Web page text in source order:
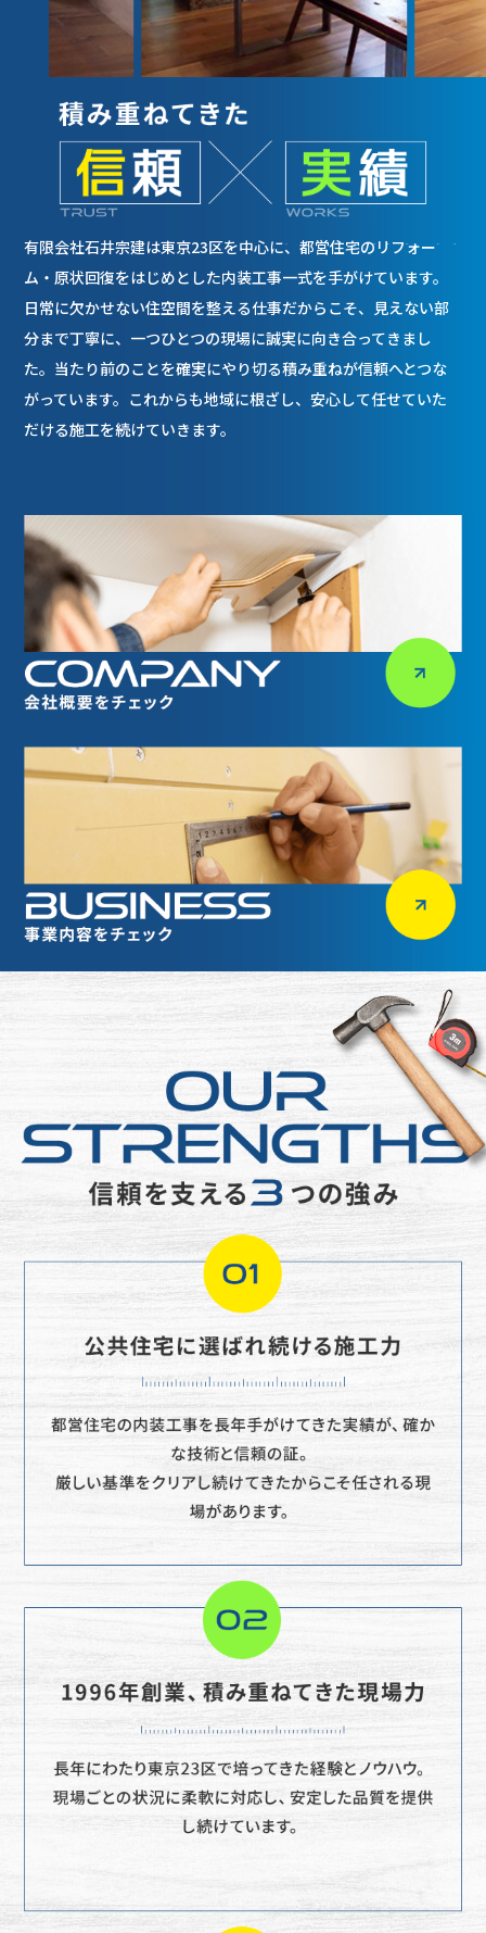
有限会社石井宗建は東京23区を中心に、都営住宅のリフォー
ム・原状回復をはじめとした内装工事一式を手がけています。
日常に欠かせない住空間を整える仕事だからこそ、見えない部
分まで丁寧に、一つひとつの現場に誠実に向き合ってきまし
た。当たり前のことを確実にやり切る積み重ねが信頼へとつな
がっています。これからも地域に根ざし、安心して任せていた
だける施工を続けていきます。